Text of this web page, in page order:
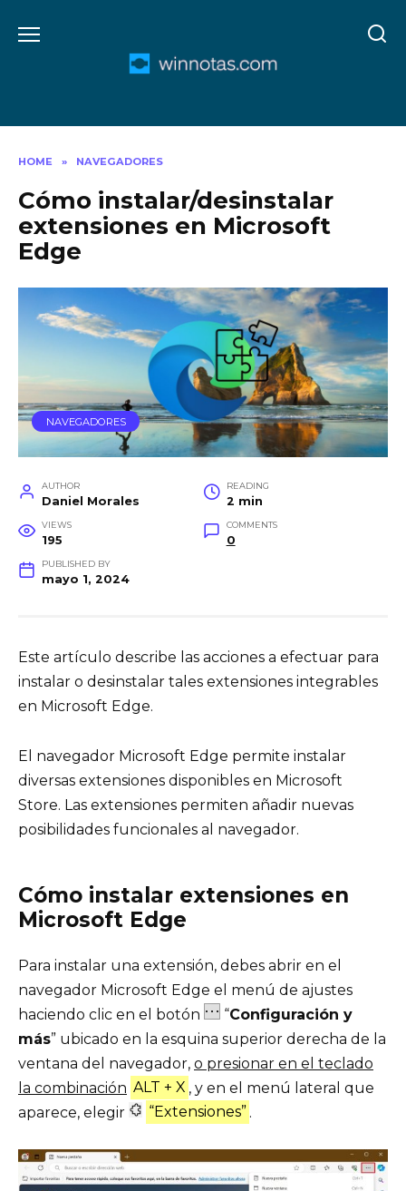
HOME » NAVEGADORES
Cómo instalar/desinstalar
extensiones en Microsoft
Edge
NAVEGADORES
AUTHOR
Daniel Morales
READING
2 min
VIEWS
195
COMMENTS
0
PUBLISHED BY
mayo 1, 2024
Este artículo describe las acciones a efectuar para
instalar o desinstalar tales extensiones integrables
en Microsoft Edge.
El navegador Microsoft Edge permite instalar
diversas extensiones disponibles en Microsoft
Store. Las extensiones permiten añadir nuevas
posibilidades funcionales al navegador.
Cómo instalar extensiones en
Microsoft Edge
Para instalar una extensión, debes abrir en el
navegador Microsoft Edge el menú de ajustes
haciendo clic en el botón
“Configuración y
más” ubicado en la esquina superior derecha de la
ventana del navegador, o presionar en el teclado
la combinación ALT + X , y en el menú lateral que
aparece, elegir
“Extensiones” .